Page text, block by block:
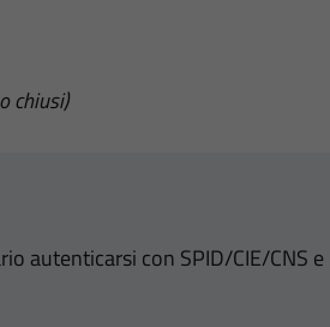
chiusi)
autenticarsi con SPID/CIE/CNS